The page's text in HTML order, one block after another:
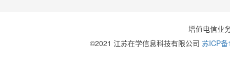
增值电信业
©2021 江苏在学信息科技有限公司 苏ICP